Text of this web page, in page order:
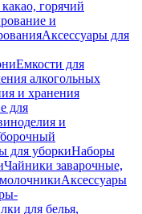
горячий
и
Аксессуары для
Емкости для
алкогольных
и хранения
для
и
для уборкиНаборы
Чайники заварочные,
Аксессуары
для белья,